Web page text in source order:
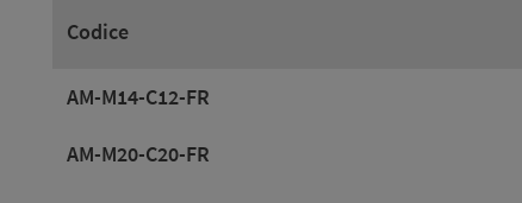
Codice
AM-M14-C12-FR
AM-M20-C20-FR